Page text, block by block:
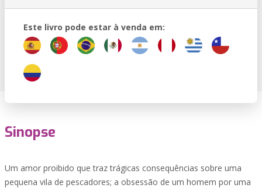
Este livro pode estar à venda em:
Sinopse
Um amor proibido que traz trágicas consequências sobre uma
pequena vila de pescadores; a obsessão de um homem por uma